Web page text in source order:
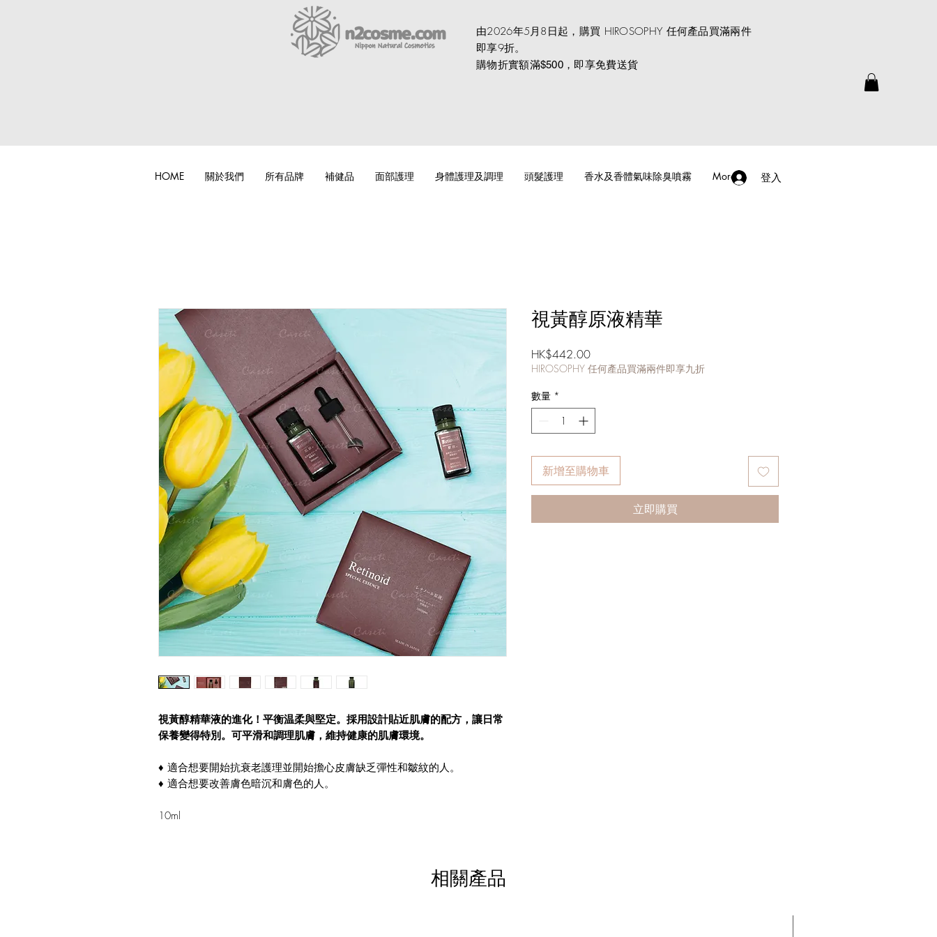
由2026年5月8日起，購買 HIROSOPHY 任何產品買滿兩件
即享9折。
購物折實額滿$500 ，即享免費送貨
HOME 關於我們 所有品牌 補健品 面部護理 身體護理及調理 頭髮護理 香水及香體氣味除臭噴霧 More 登入
視黃醇精華液的進化！平衡温柔與堅定。採用設計貼近肌膚的配方，讓日常
保養變得特別。可平滑和調理肌膚，維持健康的肌膚環境。
♦ 適合想要開始抗衰老護理並開始擔心皮膚缺乏彈性和皺紋的人。
♦ 適合想要改善膚色暗沉和膚色的人。
10ml
視黃醇原液精華
HK$442.00價
格
HIROSOPHY 任何產品買滿兩件即享九折
數量 *
新增至購物車
立即購買
相關產品